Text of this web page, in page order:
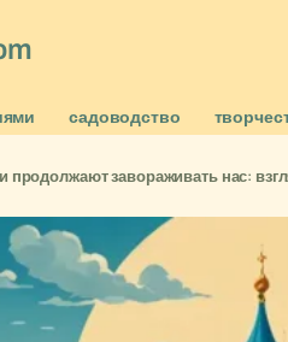
садоводство
продолжают завораживать нас: